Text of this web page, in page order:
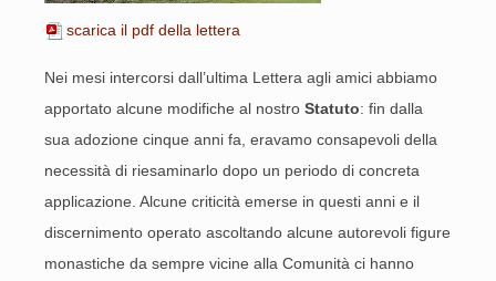
scarica il pdf della lettera
Nei mesi intercorsi dall’ultima Lettera agli amici abbiamo
apportato alcune modifiche al nostro Statuto: fin dalla
sua adozione cinque anni fa, eravamo consapevoli della
necessità di riesaminarlo dopo un periodo di concreta
applicazione. Alcune criticità emerse in questi anni e il
discernimento operato ascoltando alcune autorevoli figure
monastiche da sempre vicine alla Comunità ci hanno